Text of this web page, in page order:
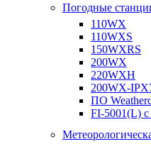
Погодные
110WX
110WXS
150WXRS
200WX
220WXH
200WX-
ПО
FI-5001(L)